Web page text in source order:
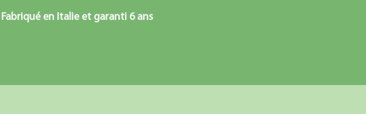
Fabriqué en Italie et garanti 6 ans